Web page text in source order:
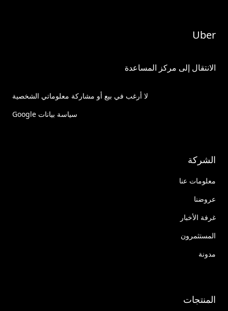
Uber
الانتقال إلى مركز المساعدة
لا أرغب في بيع أو مشاركة معلوماتي الشخصية
سياسة بيانات Google
الشركة
معلومات عنا
عروضنا
غرفة الأخبار
المستثمرون
مدونة
المنتجات